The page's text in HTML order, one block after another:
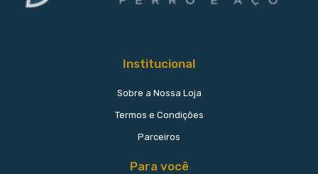
Institucional
Sobre a Nossa Loja
Termos e Condições
Parceiros
Para você